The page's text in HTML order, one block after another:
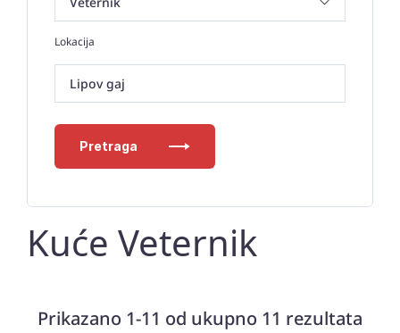
Lokacija
Lipov gaj
Pretraga
Kuće Veternik
Prikazano 1-11 od ukupno 11 rezultata